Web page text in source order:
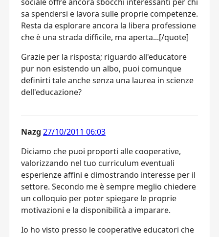
sa spendersi e lavora sulle proprie competenze.
Resta da esplorare ancora la libera professione
che è una strada difficile, ma aperta...[/quote]
Grazie per la risposta; riguardo all'educatore
pur non esistendo un albo, puoi comunque
definirti tale anche senza una laurea in scienze
dell'educazione?
Nazg 27/10/2011 06:03
Diciamo che puoi proporti alle cooperative,
valorizzando nel tuo curriculum eventuali
esperienze affini e dimostrando interesse per il
settore. Secondo me è sempre meglio chiedere
un colloquio per poter spiegare le proprie
motivazioni e la disponibilità a imparare.
Io ho visto presso le cooperative educatori che